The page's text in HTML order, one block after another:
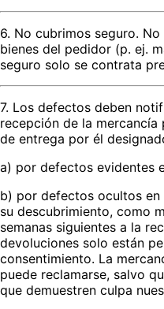
6. No cubrimos seguro.
bienes del pedidor (p. ej.
seguro solo se contrata
7. Los defectos deben
recepción de la
de entrega por él
a) por defectos evidentes
b) por defectos ocultos en
su descubrimiento, como
semanas siguientes a la
devoluciones solo están
consentimiento. La
puede reclamarse, salvo
que demuestren culpa